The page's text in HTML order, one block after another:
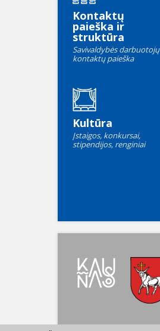
Kontaktų
paieška ir
struktūra
Savivaldybės darbuotojų
kontaktų paieška
Kultūra
Įstaigos, konkursai,
stipendijos, renginiai